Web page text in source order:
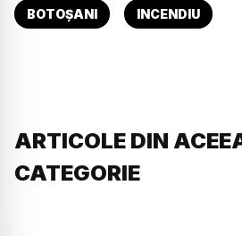
BOTOȘANI INCENDIU
ARTICOLE DIN
CATEGORIE